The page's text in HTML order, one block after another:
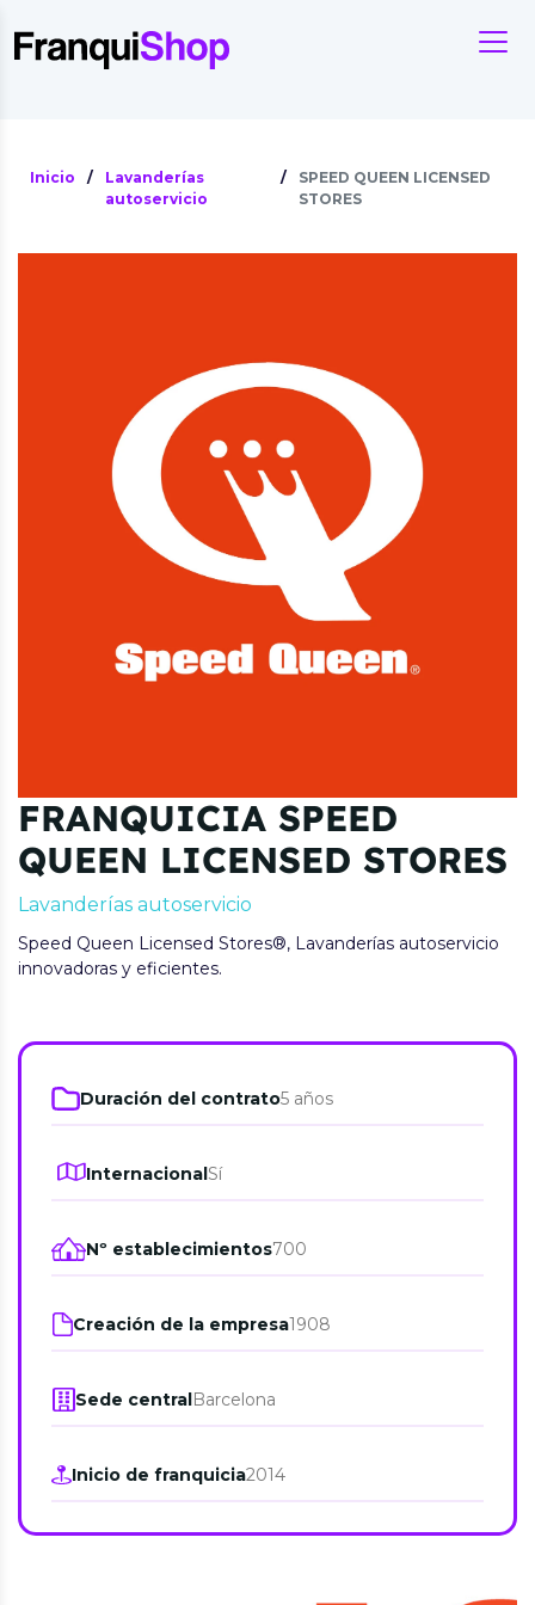
Inicio /
Lavanderías
autoservicio
/
SPEED QUEEN LICENSED
STORES
FRANQUICIA SPEED
QUEEN LICENSED STORES
Lavanderías autoservicio
Speed Queen Licensed Stores®, Lavanderías autoservicio
innovadoras y eficientes.
Duración del contrato5 años
InternacionalSí
Nº establecimientos700
Creación de la empresa1908
Sede centralBarcelona
Inicio de franquicia2014